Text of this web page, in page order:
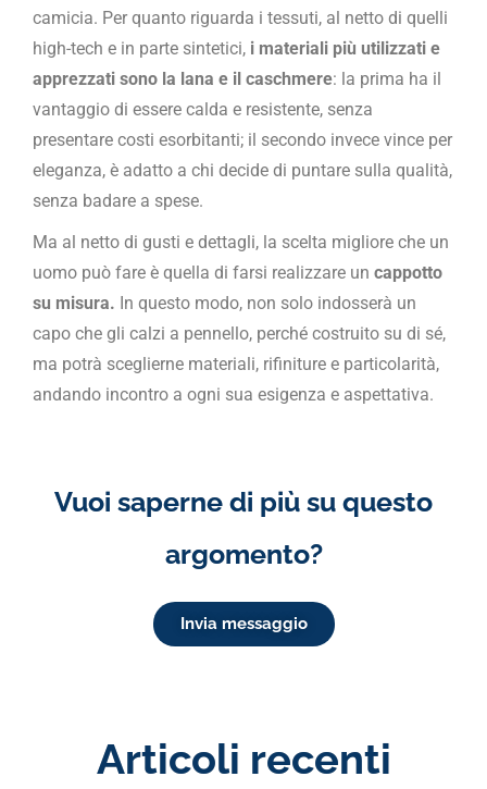
camicia. Per quanto riguarda i tessuti, al netto di quelli
high-tech e in parte sintetici, i materiali più utilizzati e
apprezzati sono la lana e il caschmere: la prima ha il
vantaggio di essere calda e resistente, senza
presentare costi esorbitanti; il secondo invece vince per
eleganza, è adatto a chi decide di puntare sulla qualità,
senza badare a spese.
Ma al netto di gusti e dettagli, la scelta migliore che un
uomo può fare è quella di farsi realizzare un cappotto
su misura. In questo modo, non solo indosserà un
capo che gli calzi a pennello, perché costruito su di sé,
ma potrà sceglierne materiali, rifiniture e particolarità,
andando incontro a ogni sua esigenza e aspettativa.
Vuoi saperne di più su questo
argomento?
Invia messaggio
Articoli recenti